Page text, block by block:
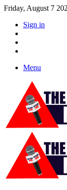
Friday, August 7
Sign in
Menu